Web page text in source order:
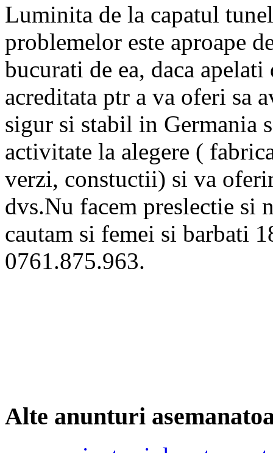
Luminita de la capatul
problemelor este aproape
bucurati de ea, daca
acreditata ptr a va oferi sa
sigur si stabil in Germania
activitate la alegere (
verzi, constuctii) si va
dvs.Nu facem preslectie si
cautam si femei si barbati
0761.875.963.
Alte anunturi